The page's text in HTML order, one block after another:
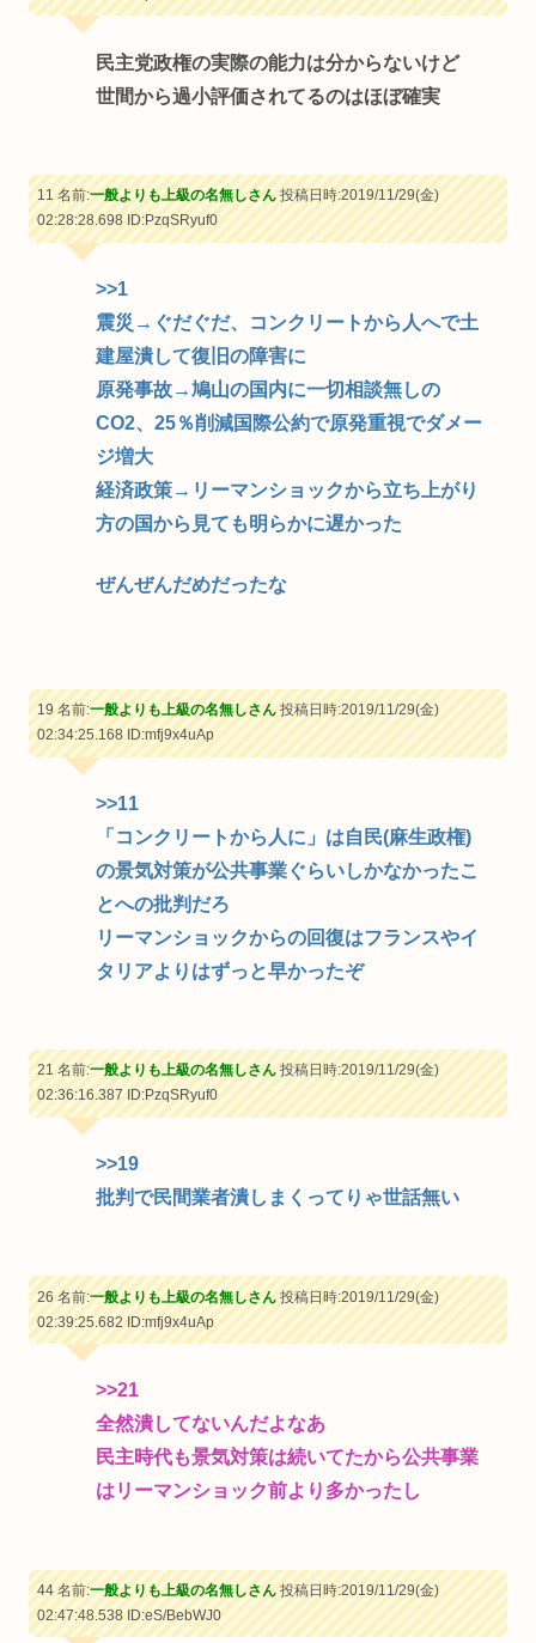
民主党政権の実際の能力は分からないけど
世間から過小評価されてるのはほぼ確実
11 名前:一般よりも上級の名無しさん投稿日時:2019/11/29(金)
02:28:28.698ID:PzqSRyuf0
>>1
震災→ぐだぐだ、コンクリートから人へで土
建屋潰して復旧の障害に
原発事故→鳩山の国内に一切相談無しの
CO2、25％削減国際公約で原発重視でダメー
ジ増大
経済政策→リーマンショックから立ち上がり
方の国から見ても明らかに遅かった
ぜんぜんだめだったな
19 名前:一般よりも上級の名無しさん投稿日時:2019/11/29(金)
02:34:25.168ID:mfj9x4uAp
>>11
「コンクリートから人に」は自民(麻生政権)
の景気対策が公共事業ぐらいしかなかったこ
とへの批判だろ
リーマンショックからの回復はフランスやイ
タリアよりはずっと早かったぞ
21 名前:一般よりも上級の名無しさん投稿日時:2019/11/29(金)
02:36:16.387ID:PzqSRyuf0
>>19
批判で民間業者潰しまくってりゃ世話無い
26 名前:一般よりも上級の名無しさん投稿日時:2019/11/29(金)
02:39:25.682ID:mfj9x4uAp
>>21
全然潰してないんだよなあ
民主時代も景気対策は続いてたから公共事業
はリーマンショック前より多かったし
44 名前:一般よりも上級の名無しさん投稿日時:2019/11/29(金)
02:47:48.538ID:eS/BebWJ0